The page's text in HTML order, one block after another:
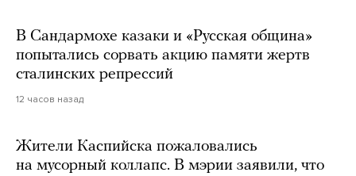
В Сандармохе казаки и «Русская община»
попытались сорвать акцию памяти жертв
сталинских репрессий
12 часов назад
Жители Каспийска пожаловались
на мусорный коллапс. В мэрии заявили, что